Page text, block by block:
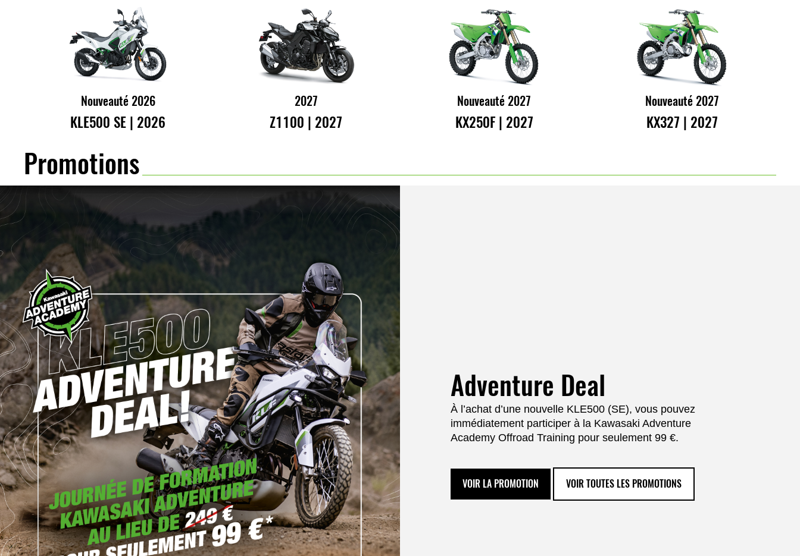
Nouveauté 2026
KLE500 SE | 2026
2027
Z1100 | 2027
Nouveauté 2027
KX250F | 2027
Nouveauté 2027
KX327 | 2027
Promotions
Adventure Deal
À l’achat d’une nouvelle KLE500 (SE), vous pouvez
immédiatement participer à la Kawasaki Adventure
Academy Offroad Training pour seulement 99 €.
VOIR LA PROMOTION VOIR TOUTES LES PROMOTIONS